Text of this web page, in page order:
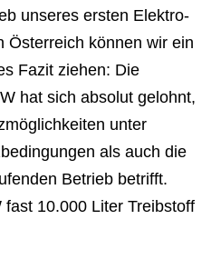
unseres ersten Elektro-
Österreich können wir ein
Fazit ziehen: Die
hat sich absolut gelohnt,
unter
als auch die
Betrieb betrifft.
10.000 Liter Treibstoff